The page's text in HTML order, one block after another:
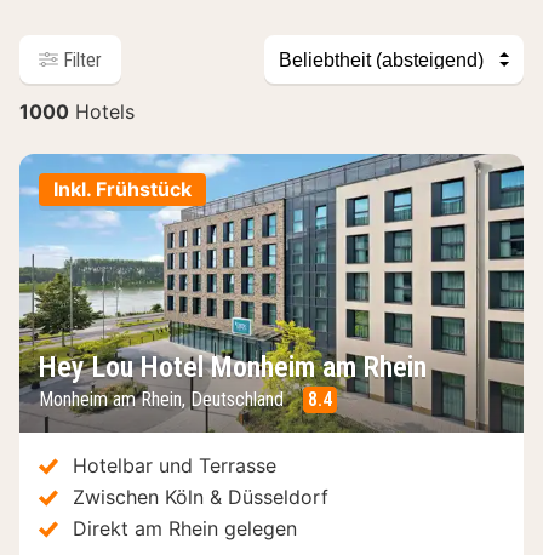
Filter
Sortieren
nach
1000 Hotels
Hotels
Inkl. Frühstück
Hey Lou Hotel Monheim am Rhein
Monheim am Rhein, Deutschland 8.4
Hotelbar und Terrasse
Zwischen Köln & Düsseldorf
Direkt am Rhein gelegen